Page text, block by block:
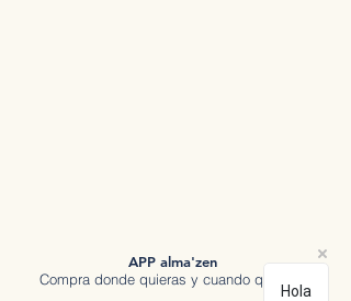
APP alma'zen
Compra donde quieras y cuando quieras.
Hola